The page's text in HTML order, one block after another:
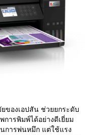
ของเอปสัน ช่วยยกระดับ
ารพิมพ์ได้อย่างดีเยี่ยม
การพ่นหมึก แต่ใช้แรง